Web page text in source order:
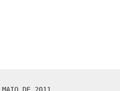
DE 2011